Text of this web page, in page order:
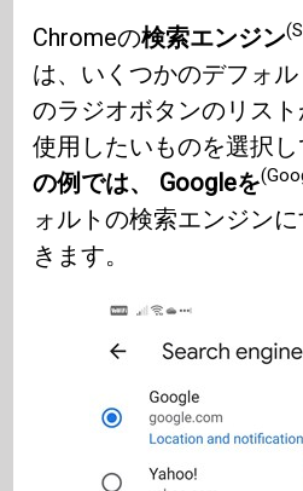
Chromeの検索エンジン
は、いくつかのデフォ
のラジオボタンのリスト
使用したいものを選択し
の例では、 Googleを
ォルトの検索エンジン
きます。